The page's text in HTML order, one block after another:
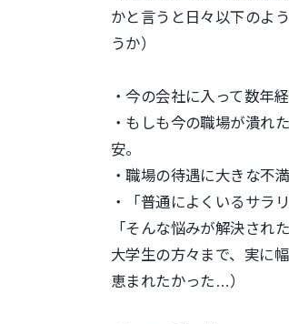
かと言うと日々以下のよ
うか）
・今の会社に入って数年
・もしも今の職場が潰れ
安。
・職場の待遇に大きな不
・「普通によくいるサラ
「そんな悩みが解決され
大学生の方々まで、実に
恵まれたかった…）